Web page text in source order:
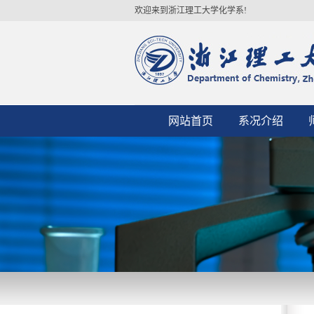
欢迎来到浙江理工大学化学系!
网站首页 系况介绍